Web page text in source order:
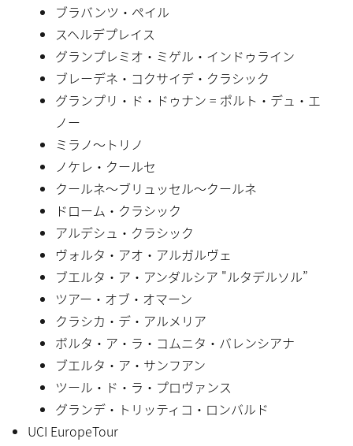
ブラバンツ・ペイル
スヘルデプレイス
グランプレミオ・ミゲル・インドゥライン
ブレーデネ・コクサイデ・クラシック
グランプリ・ド・ドゥナン = ポルト・デュ・エ
ノー
ミラノ〜トリノ
ノケレ・クールセ
クールネ〜ブリュッセル〜クールネ
ドローム・クラシック
アルデシュ・クラシック
ヴォルタ・アオ・アルガルヴェ
ブエルタ・ア・アンダルシア "ルタデルソル”
ツアー・オブ・オマーン
クラシカ・デ・アルメリア
ボルタ・ア・ラ・コムニタ・バレンシアナ
ブエルタ・ア・サンフアン
ツール・ド・ラ・プロヴァンス
グランデ・トリッティコ・ロンバルド
UCI EuropeTour